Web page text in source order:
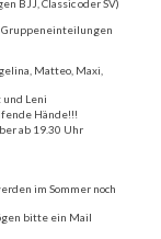
BJJ, Classic oder SV)
Matteo, Maxi,
und Leni
Hände!!!
ab 19.30 Uhr
im Sommer noch
bitte ein Mail